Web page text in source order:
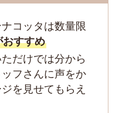
コッタは数量限
おすすめ
だけでは分から
フさんに声をか
を見せてもらえ